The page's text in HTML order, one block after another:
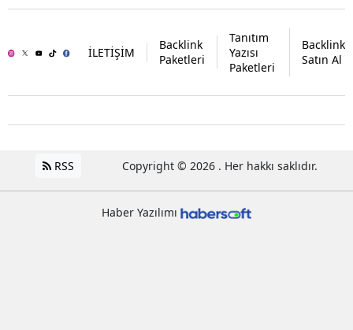
İLETİŞİM
Backlink
Paketleri
Tanıtım
Yazısı
Paketleri
Backlink
Satın Al
RSS Copyright © 2026 . Her hakkı saklıdır.
Haber Yazılımı